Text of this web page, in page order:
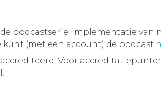
podcastserie 'Implementatie van
(met een account) de podcast
Voor